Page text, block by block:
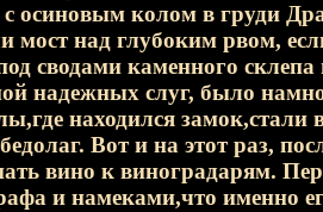
с осиновым колом в груди
мост над глубоким рвом,
сводами каменного
надежных слуг, было
находился замок,стали
Вот и на этот раз,
вино к виноградарям.
и намеками,что именно